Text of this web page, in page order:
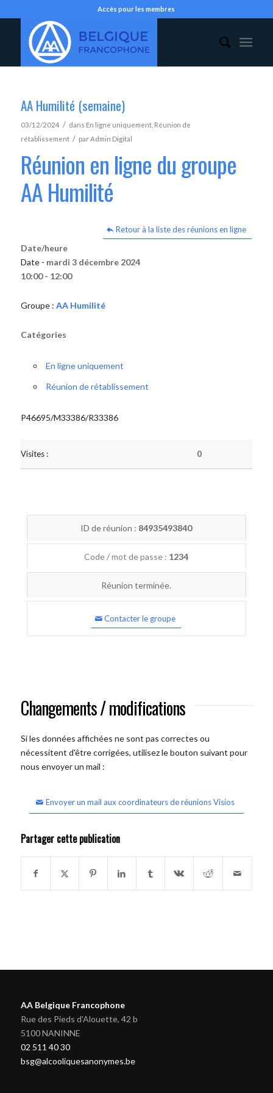
Accès pour les membres
AA Humilité (semaine)
03/12/2024 / dans En ligne uniquement, Réunion de
rétablissement / parAdmin Digital
Réunion en ligne du groupe
AA Humilité
Retour à la liste des réunions en ligne
Date/heure
Date - mardi 3 décembre 2024
10:00 - 12:00
Groupe : AA Humilité
Catégories
En ligne uniquement
Réunion de rétablissement
P46695/M33386/R33386
Visites : 0
ID de réunion : 84935493840
Code / mot de passe : 1234
Réunion terminée.
Contacter le groupe
Changements / modifications
Si les données affichées ne sont pas correctes ou
nécessitent d'être corrigées, utilisez le bouton suivant pour
nous envoyer un mail :
Envoyer un mail aux coordinateurs de réunions Visios
Partager cette publication
AA Belgique Francophone
Rue des Pieds d'Alouette, 42 b
5100 NANINNE
02 511 40 30
bsg@alcooliquesanonymes.be